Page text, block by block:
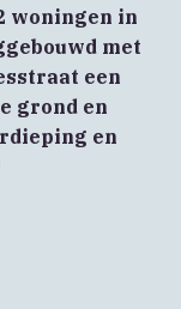
woningen in
met
een
grond en
en